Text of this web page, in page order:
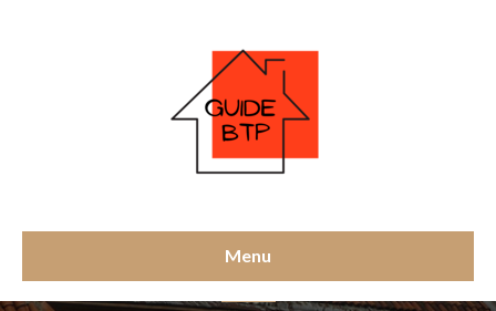
Menu